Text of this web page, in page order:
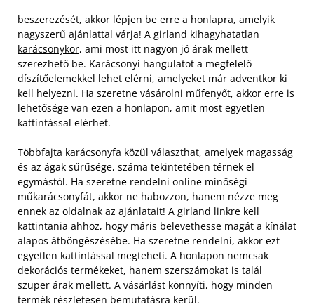
beszerezését, akkor lépjen be erre a honlapra, amelyik
nagyszerű ajánlattal várja! A girland kihagyhatatlan
karácsonykor, ami most itt nagyon jó árak mellett
szerezhető be. Karácsonyi hangulatot a megfelelő
díszítőelemekkel lehet elérni, amelyeket már adventkor ki
kell helyezni. Ha szeretne vásárolni műfenyőt, akkor erre is
lehetősége van ezen a honlapon, amit most egyetlen
kattintással elérhet.
Többfajta karácsonyfa közül választhat, amelyek magasság
és az ágak sűrűsége, száma tekintetében térnek el
egymástól. Ha szeretne rendelni online minőségi
műkarácsonyfát, akkor ne habozzon, hanem nézze meg
ennek az oldalnak az ajánlatait! A girland linkre kell
kattintania ahhoz, hogy máris belevethesse magát a kínálat
alapos átböngészésébe. Ha szeretne rendelni, akkor ezt
egyetlen kattintással megteheti. A honlapon nemcsak
dekorációs termékeket, hanem szerszámokat is talál
szuper árak mellett. A vásárlást könnyíti, hogy minden
termék részletesen bemutatásra kerül.